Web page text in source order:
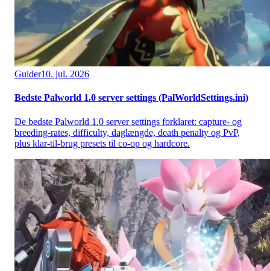
Guider10. jul. 2026
Bedste Palworld 1.0 server settings (PalWorldSettings.ini)
De bedste Palworld 1.0 server settings forklaret: capture- og
breeding-rates, difficulty, daglængde, death penalty og PvP,
plus klar-til-brug presets til co-op og hardcore.